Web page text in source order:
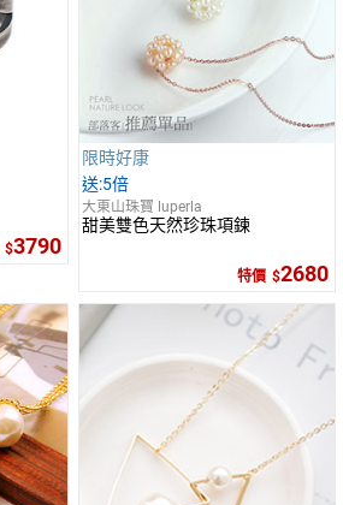
3790
限時好康
5倍
大東山珠寶 luperla
甜美雙色天然珍珠項鍊
特價 2680